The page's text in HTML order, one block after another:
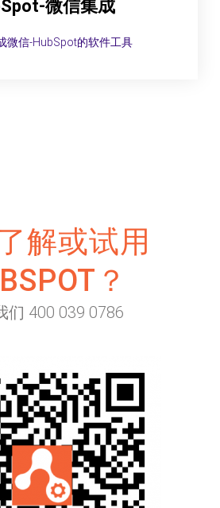
微信集成
微信-HubSpot的软件工具
解或试用
？
们 400 039 0786